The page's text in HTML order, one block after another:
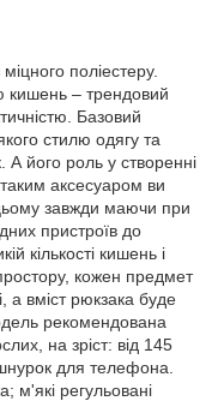
поліестеру.
кишень – трендовий
Базовий
стилю одягу та
його роль у створенні
аксесуаром ви
завжди маючи при
пристроїв до
кількості кишень і
кожен предмет
а вміст рюкзака буде
рекомендована
на зріст: від 145
для телефона.
м'які регульовані